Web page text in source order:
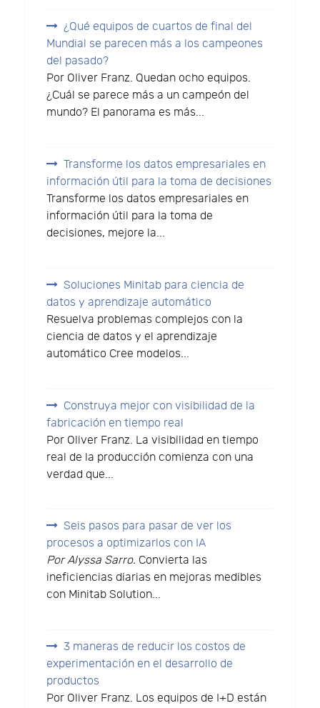
¿Qué equipos de cuartos de final del
Mundial se parecen más a los campeones
del pasado?
Por Oliver Franz. Quedan ocho equipos.
¿Cuál se parece más a un campeón del
mundo? El panorama es más...
Transforme los datos empresariales en
información útil para la toma de decisiones
Transforme los datos empresariales en
información útil para la toma de
decisiones, mejore la...
Soluciones Minitab para ciencia de
datos y aprendizaje automático
Resuelva problemas complejos con la
ciencia de datos y el aprendizaje
automático Cree modelos...
Construya mejor con visibilidad de la
fabricación en tiempo real
Por Oliver Franz. La visibilidad en tiempo
real de la producción comienza con una
verdad que...
Seis pasos para pasar de ver los
procesos a optimizarlos con IA
Por Alyssa Sarro. Convierta las
ineficiencias diarias en mejoras medibles
con Minitab Solution...
3 maneras de reducir los costos de
experimentación en el desarrollo de
productos
Por Oliver Franz. Los equipos de I+D están